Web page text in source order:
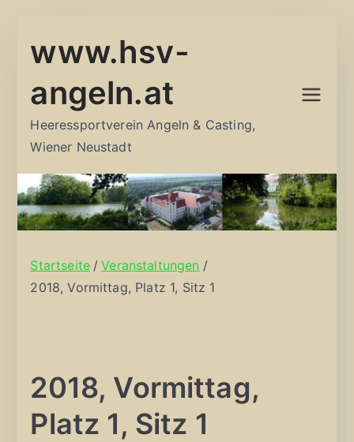
Inhalt
www.hsv-
angeln.at
Heeressportverein Angeln & Casting,
Wiener Neustadt
Startseite
Veranstaltungen
2018, Vormittag, Platz 1, Sitz 1
2018, Vormittag,
Platz 1, Sitz 1